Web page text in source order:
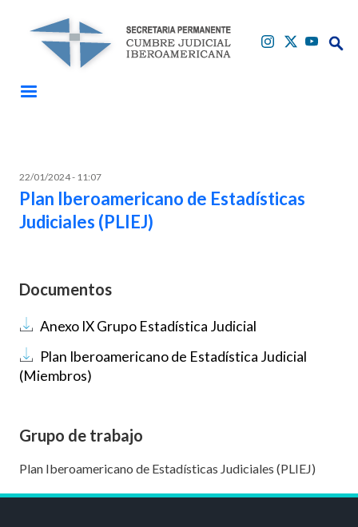
22/01/2024 - 11:07
Plan Iberoamericano de Estadísticas
Judiciales (PLIEJ)
Documentos
Documento
Anexo IX Grupo Estadística Judicial
Documento
Plan Iberoamericano de Estadística Judicial
(Miembros)
Grupo de trabajo
Plan Iberoamericano de Estadísticas Judiciales (PLIEJ)